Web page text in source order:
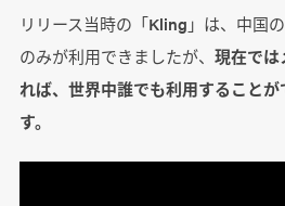
リリース当時の「Kling」は、中国
のみが利用できましたが、 現在では
れば、世界中誰でも利用すること
す。